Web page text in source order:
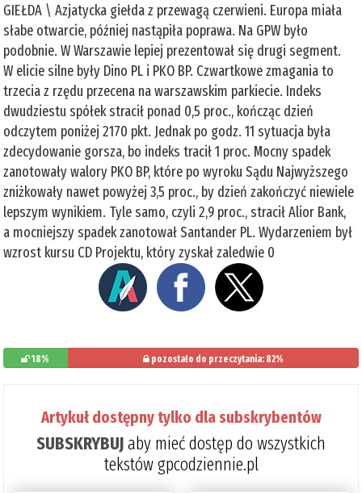
GIEŁDA \ Azjatycka giełda z przewagą czerwieni. Europa miała
słabe otwarcie, później nastąpiła poprawa. Na GPW było
podobnie. W Warszawie lepiej prezentował się drugi segment.
W elicie silne były Dino PL i PKO BP. Czwartkowe zmagania to
trzecia z rzędu przecena na warszawskim parkiecie. Indeks
dwudziestu spółek stracił ponad 0,5 proc., kończąc dzień
odczytem poniżej 2170 pkt. Jednak po godz. 11 sytuacja była
zdecydowanie gorsza, bo indeks tracił 1 proc. Mocny spadek
zanotowały walory PKO BP, które po wyroku Sądu Najwyższego
zniżkowały nawet powyżej 3,5 proc., by dzień zakończyć niewiele
lepszym wynikiem. Tyle samo, czyli 2,9 proc., stracił Alior Bank,
a mocniejszy spadek zanotował Santander PL. Wydarzeniem był
wzrost kursu CD Projektu, który zyskał zaledwie 0
18% pozostało do przeczytania: 82%
Artykuł dostępny tylko dla subskrybentów
SUBSKRYBUJaby mieć dostęp do wszystkich
tekstów gpcodziennie.pl